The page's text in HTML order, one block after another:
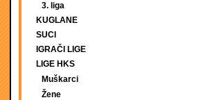
3. liga
KUGLANE
SUCI
IGRAČI LIGE
LIGE HKS
Muškarci
Žene